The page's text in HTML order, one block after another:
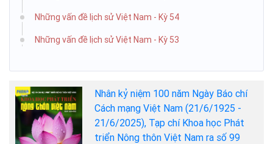
Những vấn đề lịch sử Việt Nam - Kỳ 54
Những vấn đề lịch sử Việt Nam - Kỳ 53
Nhân kỷ niệm 100 năm Ngày Báo chí
Cách mạng Việt Nam (21/6/1925 -
21/6/2025), Tạp chí Khoa học Phát
triển Nông thôn Việt Nam ra số 99